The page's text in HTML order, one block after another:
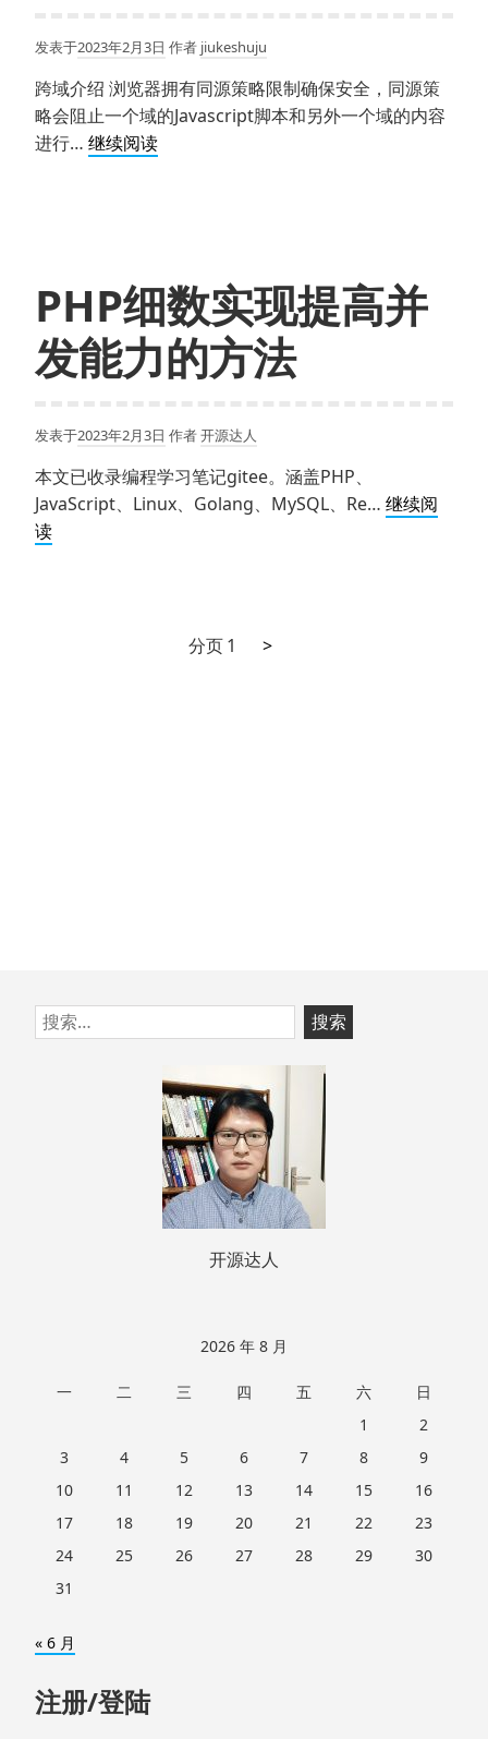
发表于2023年2月3日 作者 jiukeshuju
跨域介绍 浏览器拥有同源策略限制确保安全，同源策
略会阻止一个域的Javascript脚本和另外一个域的内容
进行… 继续阅读如
解
决
跨
域
题
PHP细数实现提高并
发能力的方法
发表于2023年2月3日 作者开源达人
本文已收录编程学习笔记gitee。涵盖PHP、
JavaScript、Linux、Golang、MySQL、Re… 继续阅
读PHP
分页1
下
>
跳
至
搜
索：
开源达人
2026 年 8 月
一 二 三 四 五 六
日
1
2
3
4 5 6 7 8
9
10
11 12 13 14 15
16
17
18 19 20 21 22
23
24
25 26 27 28 29
30
31
« 6 月
注册/登陆